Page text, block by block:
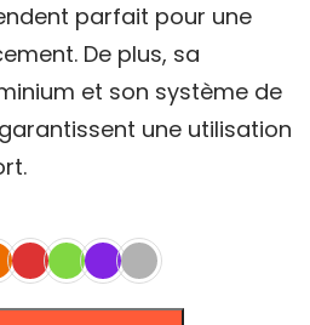
parfait pour une
De plus, sa
et son système de
une utilisation